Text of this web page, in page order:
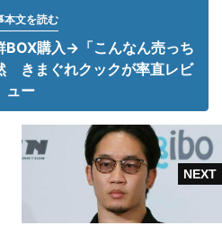
本文を読む
購入→「こんなん売っち
きまぐれクックが率直レビ
ュー